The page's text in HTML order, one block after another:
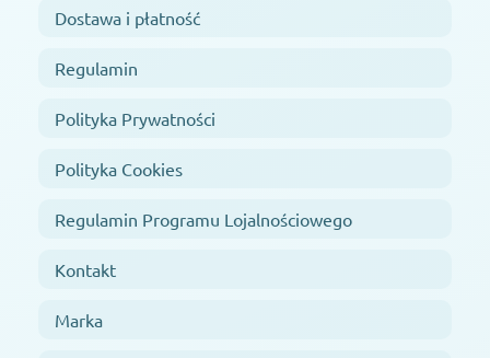
Dostawa i płatność
Regulamin
Polityka Prywatności
Polityka Cookies
Regulamin Programu Lojalnościowego
Kontakt
Marka